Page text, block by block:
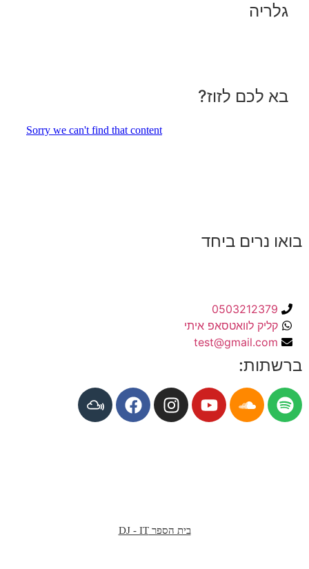
גלריה
בא לכם לזוז?
בואו נרים ביחד
0503212379
קליק לוואטסאפ איתי
test@gmail.com
ברשתות:
בית הספר DJ - IT